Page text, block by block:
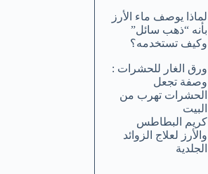
لماذا يوصف ماء الأرز
بأنه “ذهب سائل”
وكيف تستخدمه؟
ورق الغار للحشرات :
وصفة تجعل
الحشرات تهرب من
البيت
كريم البطاطس
والأرز لعلاج الزوائد
الجلدية